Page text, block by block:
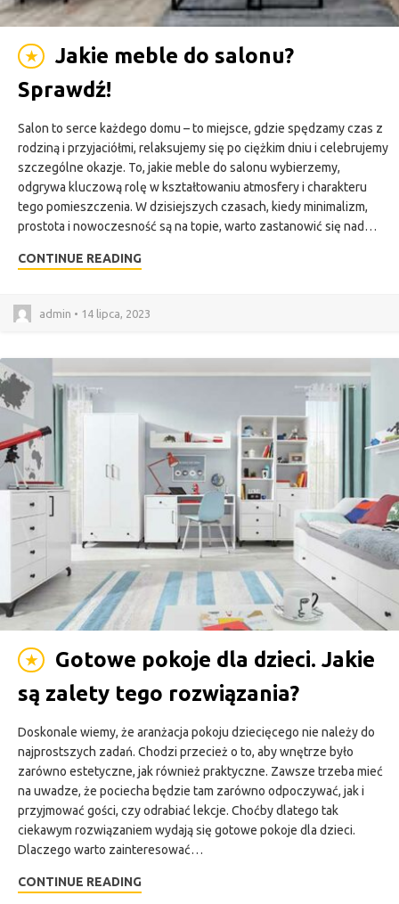
★
Jakie meble do salonu?
Sprawdź!
Salon to serce każdego domu – to miejsce, gdzie spędzamy czas z
rodziną i przyjaciółmi, relaksujemy się po ciężkim dniu i celebrujemy
szczególne okazje. To, jakie meble do salonu wybierzemy,
odgrywa kluczową rolę w kształtowaniu atmosfery i charakteru
tego pomieszczenia. W dzisiejszych czasach, kiedy minimalizm,
prostota i nowoczesność są na topie, warto zastanowić się nad…
CONTINUE READING
admin • 14 lipca, 2023
★
Gotowe pokoje dla dzieci. Jakie
są zalety tego rozwiązania?
Doskonale wiemy, że aranżacja pokoju dziecięcego nie należy do
najprostszych zadań. Chodzi przecież o to, aby wnętrze było
zarówno estetyczne, jak również praktyczne. Zawsze trzeba mieć
na uwadze, że pociecha będzie tam zarówno odpoczywać, jak i
przyjmować gości, czy odrabiać lekcje. Choćby dlatego tak
ciekawym rozwiązaniem wydają się gotowe pokoje dla dzieci.
Dlaczego warto zainteresować…
CONTINUE READING